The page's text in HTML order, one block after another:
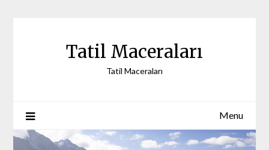
Tatil Maceraları
Tatil Maceraları
Menu